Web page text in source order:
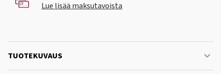
Lue lisää maksutavoista
TUOTEKUVAUS